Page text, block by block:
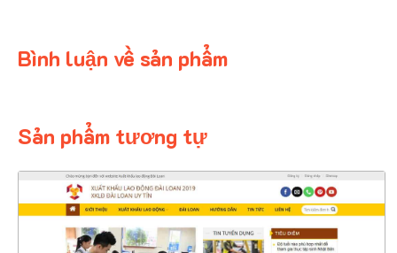
Bình luận về sản phẩm
Sản phẩm tương tự